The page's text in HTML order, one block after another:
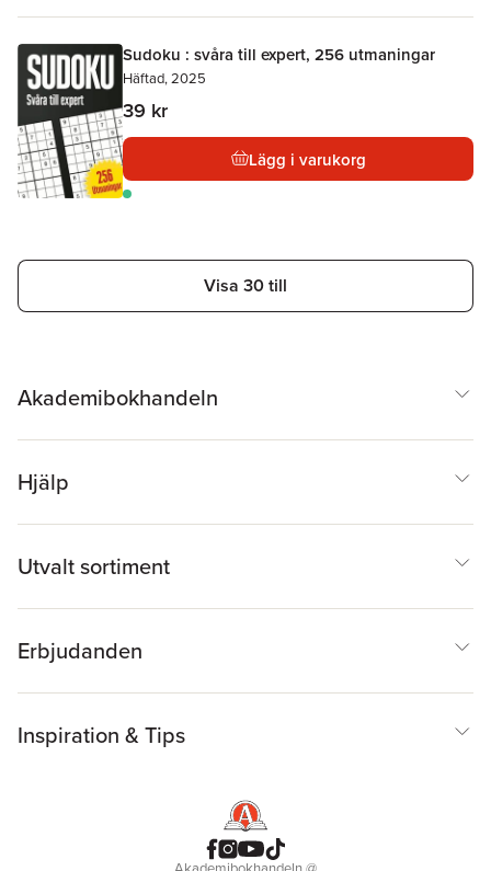
Sudoku : svåra till expert, 256 utmaningar
Häftad, 2025
39 kr
Lägg i varukorg
Visa 30 till
Akademibokhandeln
Hjälp
Utvalt sortiment
Erbjudanden
Inspiration & Tips